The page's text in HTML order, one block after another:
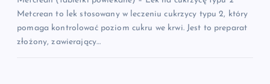
s
u
Metcrean to lek stosowany w leczeniu cukrzycy typu 2, który
pomaga kontrolować poziom cukru we krwi. Jest to preparat
złożony, zawierający…